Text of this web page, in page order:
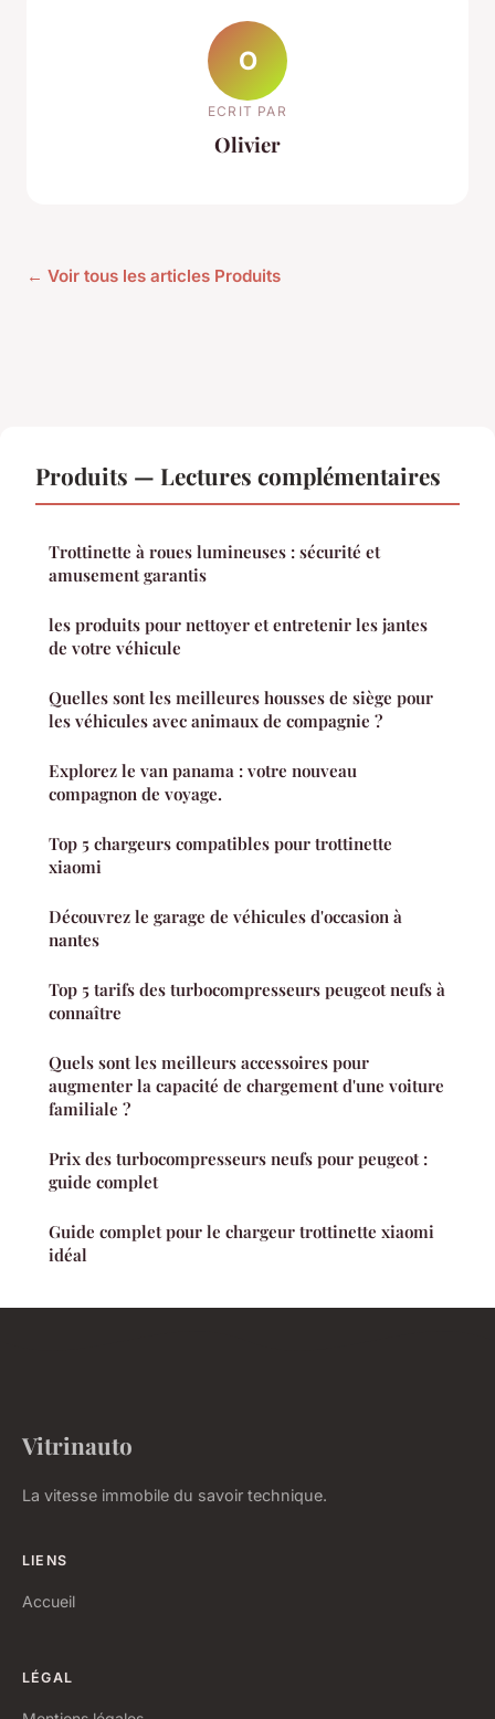
O
ECRIT PAR
Olivier
← Voir tous les articles Produits
Produits — Lectures complémentaires
Trottinette à roues lumineuses : sécurité et
amusement garantis
les produits pour nettoyer et entretenir les jantes
de votre véhicule
Quelles sont les meilleures housses de siège pour
les véhicules avec animaux de compagnie ?
Explorez le van panama : votre nouveau
compagnon de voyage.
Top 5 chargeurs compatibles pour trottinette
xiaomi
Découvrez le garage de véhicules d'occasion à
nantes
Top 5 tarifs des turbocompresseurs peugeot neufs à
connaître
Quels sont les meilleurs accessoires pour
augmenter la capacité de chargement d'une voiture
familiale ?
Prix des turbocompresseurs neufs pour peugeot :
guide complet
Guide complet pour le chargeur trottinette xiaomi
idéal
Vitrinauto
La vitesse immobile du savoir technique.
LIENS
Accueil
LÉGAL